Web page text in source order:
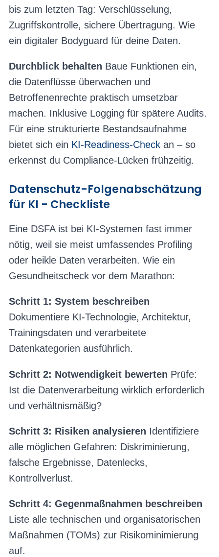
bis zum letzten Tag: Verschlüsselung,
Zugriffskontrolle, sichere Übertragung. Wie
ein digitaler Bodyguard für deine Daten.
Durchblick behalten Baue Funktionen ein,
die Datenflüsse überwachen und
Betroffenenrechte praktisch umsetzbar
machen. Inklusive Logging für spätere Audits.
Für eine strukturierte Bestandsaufnahme
bietet sich ein KI-Readiness-Check an – so
erkennst du Compliance-Lücken frühzeitig.
Datenschutz-Folgenabschätzung
für KI - Checkliste
Eine DSFA ist bei KI-Systemen fast immer
nötig, weil sie meist umfassendes Profiling
oder heikle Daten verarbeiten. Wie ein
Gesundheitscheck vor dem Marathon:
Schritt 1: System beschreiben
Dokumentiere KI-Technologie, Architektur,
Trainingsdaten und verarbeitete
Datenkategorien ausführlich.
Schritt 2: Notwendigkeit bewerten Prüfe:
Ist die Datenverarbeitung wirklich erforderlich
und verhältnismäßig?
Schritt 3: Risiken analysieren Identifiziere
alle möglichen Gefahren: Diskriminierung,
falsche Ergebnisse, Datenlecks,
Kontrollverlust.
Schritt 4: Gegenmaßnahmen beschreiben
Liste alle technischen und organisatorischen
Maßnahmen (TOMs) zur Risikominimierung
auf.